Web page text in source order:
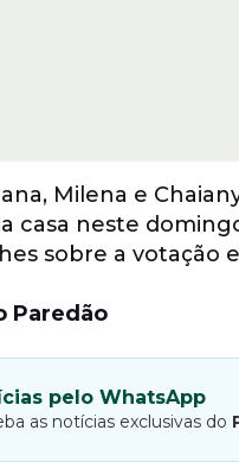
Milena e
casa neste
sobre a votação
Paredão
pelo WhatsApp
as notícias exclusivas do